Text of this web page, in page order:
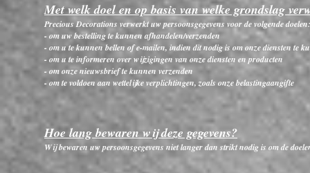
Met welk doel en op basis van welke grondslag
Precious Decorations verwerkt uw persoonsgegevens voor de volgende doelen:
- om uw bestelling te kunnen afhandelen/verzenden
- om u te kunnen bellen of e-mailen, indien dit nodig is om onze diensten te
- om u te informeren over wijzigingen van onze diensten en producten
- om onze nieuwsbrief te kunnen verzenden
- om te voldoen aan wettelijke verplichtingen, zoals onze belastingaangifte
Hoe lang bewaren wij deze gegevens?
Wij bewaren uw persoonsgegevens niet langer dan strikt nodig is om de